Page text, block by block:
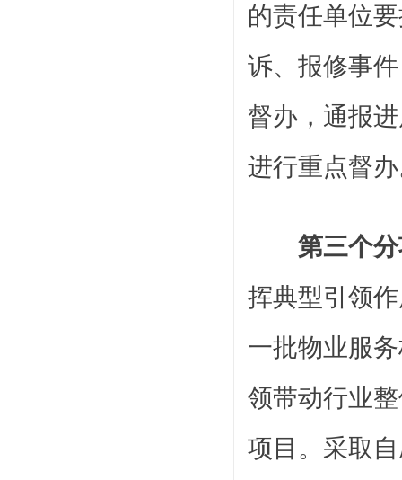
的责任单位
诉、报修事
督办，通报
进行重点督
第三个分
挥典型引领
一批物业服
领带动行业
项目。采取